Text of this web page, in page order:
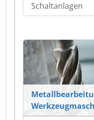
Schaltanlagen